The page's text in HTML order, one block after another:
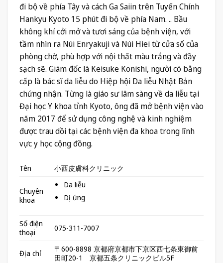
đi bộ về phía Tây và cách Ga Saiin trên Tuyến Chính
Hankyu Kyoto 15 phút đi bộ về phía Nam. .. Bầu
không khí cởi mở và tươi sáng của bệnh viện, với
tầm nhìn ra Núi Enryakuji và Núi Hiei từ cửa sổ của
phòng chờ, phù hợp với nội thất màu trắng và đầy
sạch sẽ. Giám đốc là Keisuke Konishi, người có bằng
cấp là bác sĩ da liễu do Hiệp hội Da liễu Nhật Bản
chứng nhận. Từng là giáo sư lâm sàng về da liễu tại
Đại học Y khoa tỉnh Kyoto, ông đã mở bệnh viện vào
năm 2017 để sử dụng công nghệ và kinh nghiệm
được trau dồi tại các bệnh viện đa khoa trong lĩnh
vực y học cộng đồng.
Tên 小西皮膚科クリニック
Chuyên
khoa
Da liễu
Dị ứng
Số điện
thoại
075-311-7007
Địa chỉ
〒600-8898 京都府京都市下京区西七条東御前
田町20-1 京都五条クリニックビル5F